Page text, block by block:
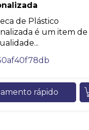
de Plástico
é um item de
rápido